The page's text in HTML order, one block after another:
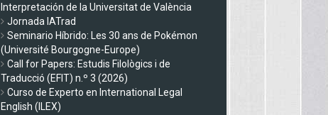
Interpretación de la Universitat de València
Jornada IATrad
Seminario Híbrido: Les 30 ans de Pokémon
(Université Bourgogne-Europe)
Call for Papers: Estudis Filològics i de
Traducció (EFIT) n.º 3 (2026)
Curso de Experto en International Legal
English (ILEX)